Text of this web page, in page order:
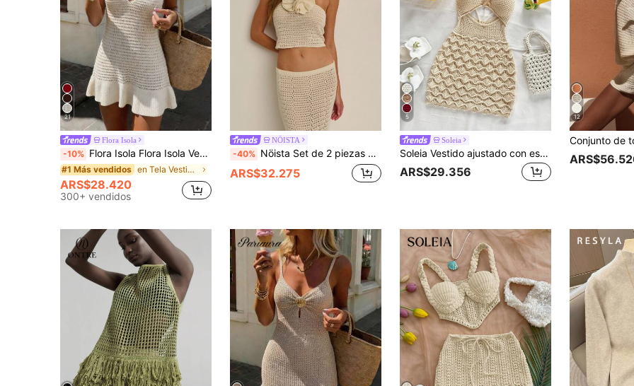
21
Flora Isola
-10% Flora Isola Flora Isola Vestido de punto sin mangas con cuello en V y espalda descubierta, estilo casual de playa y vacaciones de primavera/verano
#1 Más vendidos en Tela Vestidos de suéter para mujer
ARS$28.420
300+ vendidos
NÖISTA
-40% Nöista Set de 2 piezas de suéter corto sin mangas con tirantes finos y espalda descubierta con decoración floral de unicolor para mujer
ARS$32.275
5
Soleia
Soleia Vestido ajustado con escote en V, tirantes finos, calado y decoración de estrella de mar metálica. Ideal para vacaciones, citas, té de la tarde, festivales de música, estilo bohemio, vacaciones en la playa, verano con tirantes finos y atar en la espalda.
ARS$29.356
12